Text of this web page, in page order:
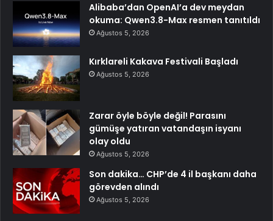
Alibaba’dan OpenAI’a dev meydan
okuma: Qwen3.8-Max resmen tanıtıldı
Ağustos 5, 2026
Kırklareli Kakava Festivali Başladı
Ağustos 5, 2026
Zarar öyle böyle değil! Parasını
gümüşe yatıran vatandaşın isyanı
olay oldu
Ağustos 5, 2026
Son dakika… CHP’de 4 il başkanı daha
görevden alındı
Ağustos 5, 2026